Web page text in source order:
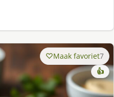
Maak favoriet7
👍